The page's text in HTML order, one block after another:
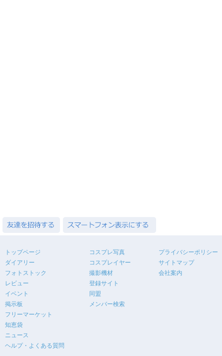
トップページ
ダイアリー
フォトストック
レビュー
イベント
掲示板
フリーマーケット
知恵袋
ニュース
ヘルプ・よくある質問
コスプレ写真
コスプレイヤー
撮影機材
登録サイト
同盟
メンバー検索
プライバシーポリシー
サイトマップ
会社案内